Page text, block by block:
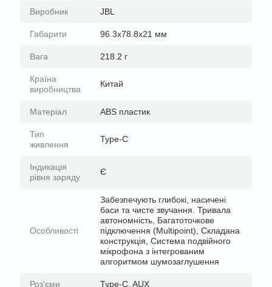
Виробник JBL
Габарити 96.3х78.8х21 мм
Вага 218.2 г
Країна
виробництва
Китай
Матеріал ABS пластик
Тип
живлення
Type-C
Індикація
рівня заряду
Є
Особливості
Забезпечують глибокі, насичені
баси та чисте звучання. Тривала
автономність, Багатоточкове
підключення (Multipoint), Складана
конструкція, Система подвійного
мікрофона з інтегрованим
алгоритмом шумозаглушення
Роз'єми Type-C, AUX